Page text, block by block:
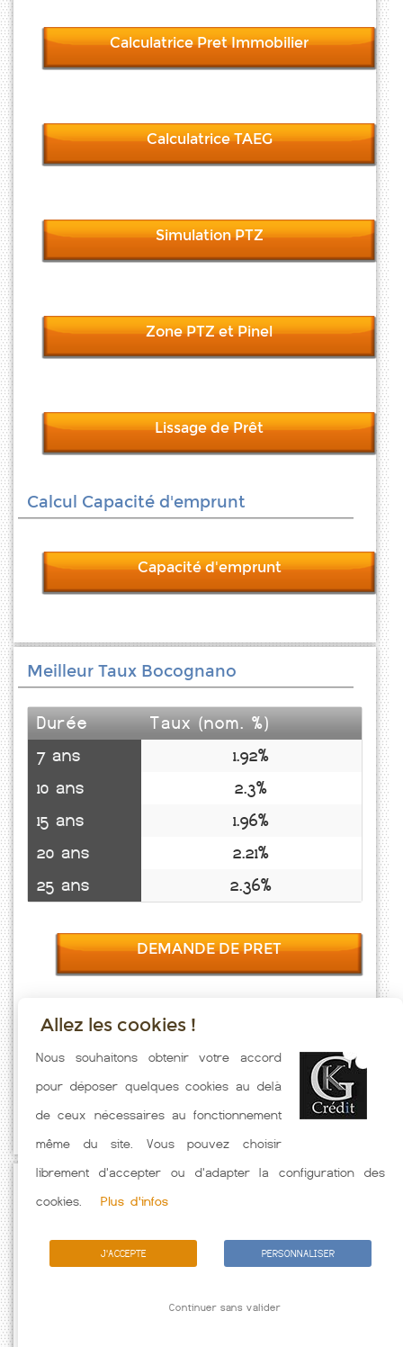
Calculatrice Pret Immobilier
Calculatrice TAEG
Simulation PTZ
Zone PTZ et Pinel
Lissage de Prêt
Calcul Capacité d'emprunt
Capacité d'emprunt
Meilleur Taux Bocognano
Durée
Taux (nom. %)
7 ans
1.92%
10 ans
2.3%
15 ans
1.96%
20 ans
2.21%
25 ans
2.36%
DEMANDE DE PRET
Taux emprunt actualisés (Bocognano) toutes les semaines. Taux
Immobilier pratiqués par nos partenaires bancaires. Meilleur Taux
hors assurance. Taux crédit immobilier indicatif fonction des
caractéristiques de l'emprunteur.
Allez les cookies !
Nous souhaitons obtenir votre accord
pour déposer quelques cookies au delà
de ceux nécessaires au fonctionnement
même du site. Vous pouvez choisir
librement d'accepter ou d'adapter la configuration des
cookies.
Plus d'infos
J'ACCEPTE PERSONNALISER
Continuer sans valider